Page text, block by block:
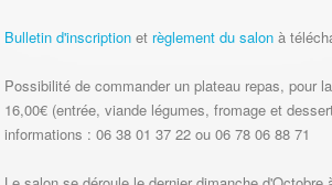
Bulletin d'inscriptionet règlement du salonà
Possibilité de commander un plateau repas, pour
16,00€ (entrée, viande légumes, fromage et
informations : 06 38 01 37 22 ou 06 78 06 88 71